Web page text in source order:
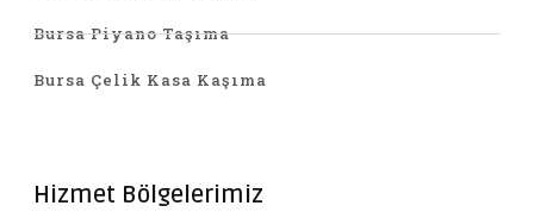
Bursa Piyano Taşıma
Bursa Çelik Kasa Kaşıma
Hizmet Bölgelerimiz